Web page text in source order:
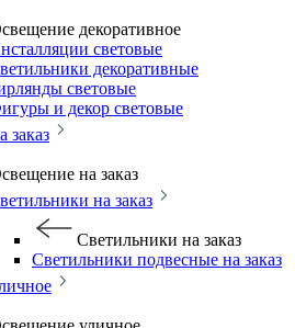
декоративное
световые
декоративные
световые
и декор световые
заказ
на заказ
на заказ
Светильники на заказ
Светильники подвесные на заказ